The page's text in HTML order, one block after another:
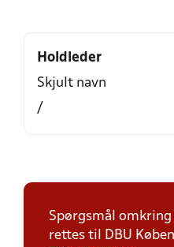
Holdleder
Skjult navn
/
Spørgsmål omkring
rettes til DBU